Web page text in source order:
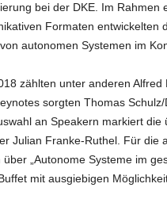
bei der DKE. Im
Formaten
autonomen Systemen im
zählten unter anderen
sorgten Thomas
an Speakern markiert
Julian Franke-Ruthel. Für
„Autonome Systeme im
mit ausgiebigen